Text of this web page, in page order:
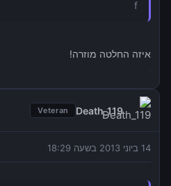
f
איזה החלטה מוזרה!
Death_119
Veteran
14 ביוני 2013 בשעה 18:29